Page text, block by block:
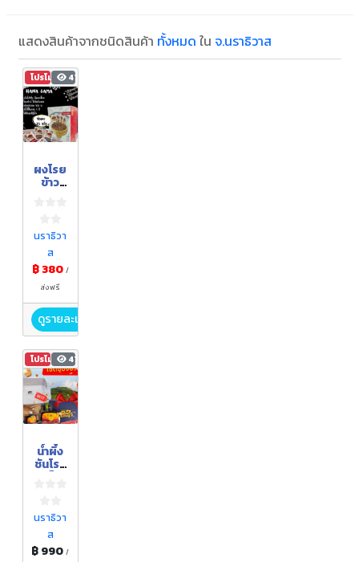
แสดงสินค้าจากชนิดสินค้า ทั้งหมด ใน จ.นราธิวาส
โปรโมชัน 473
ผงโรย
ข้าว
นราธิวา
ส
฿ 380 /
ส่งฟรี
ดูรายละเอียด
โปรโมชัน470
น้ำผึ้ง
ชันโรง
นราธิวา
ส
฿ 990/